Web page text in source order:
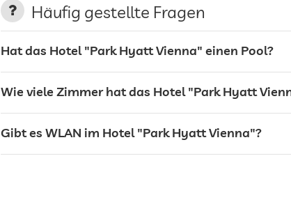
Terrasse
Bar
Café
Häufig gestellte Fragen
Hat das Hotel "Park Hyatt Vienna" einen Pool?
Wie viele Zimmer hat das Hotel "Park Hyatt
Gibt es WLAN im Hotel "Park Hyatt Vienna"?